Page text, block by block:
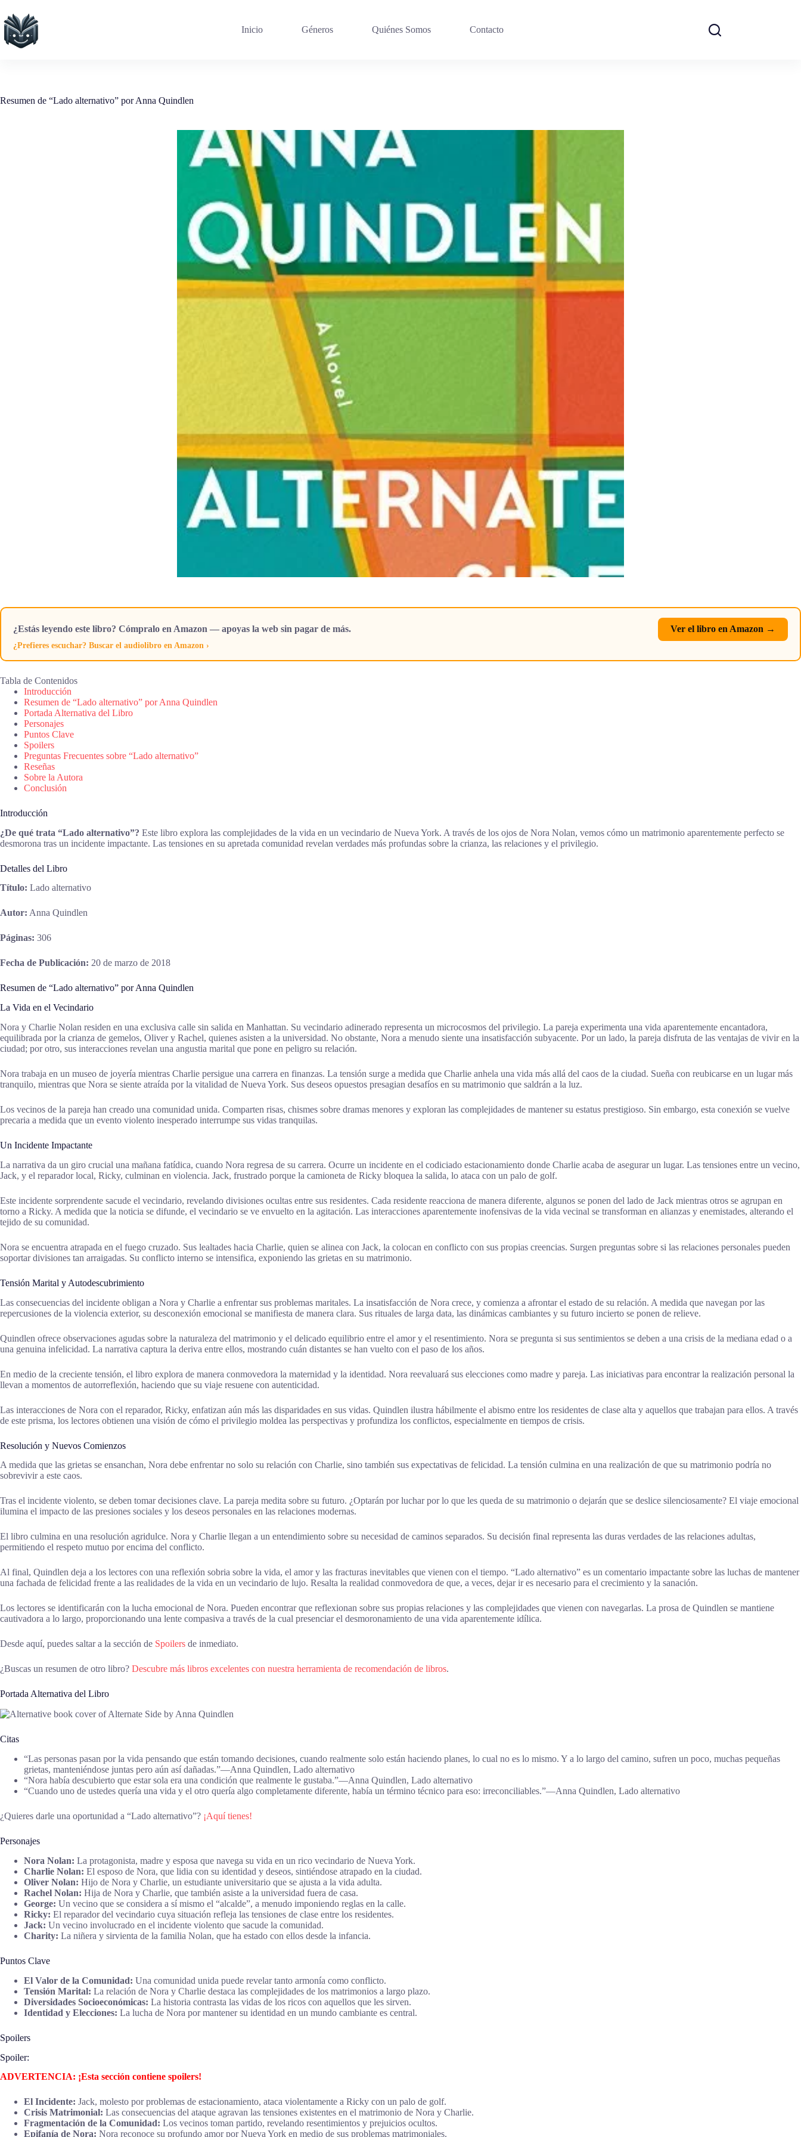
contenido
Inicio Géneros Quiénes Somos Contacto
Resumen de “Lado alternativo” por Anna Quindlen
¿Estás leyendo este libro? Cómpralo en Amazon — apoyas la web sin pagar de más. Ver el libro en Amazon →
¿Prefieres escuchar? Buscar el audiolibro en Amazon ›
Tabla de Contenidos
Introducción
Resumen de “Lado alternativo” por Anna Quindlen
Portada Alternativa del Libro
Personajes
Puntos Clave
Spoilers
Preguntas Frecuentes sobre “Lado alternativo”
Reseñas
Sobre la Autora
Conclusión
Introducción
¿De qué trata “Lado alternativo”? Este libro explora las complejidades de la vida en un vecindario de Nueva York. A través de los ojos de Nora Nolan, vemos cómo un matrimonio aparentemente perfecto se
desmorona tras un incidente impactante. Las tensiones en su apretada comunidad revelan verdades más profundas sobre la crianza, las relaciones y el privilegio.
Detalles del Libro
Título: Lado alternativo
Autor: Anna Quindlen
Páginas: 306
Fecha de Publicación: 20 de marzo de 2018
Resumen de “Lado alternativo” por Anna Quindlen
La Vida en el Vecindario
Nora y Charlie Nolan residen en una exclusiva calle sin salida en Manhattan. Su vecindario adinerado representa un microcosmos del privilegio. La pareja experimenta una vida aparentemente encantadora,
equilibrada por la crianza de gemelos, Oliver y Rachel, quienes asisten a la universidad. No obstante, Nora a menudo siente una insatisfacción subyacente. Por un lado, la pareja disfruta de las ventajas de vivir en la
ciudad; por otro, sus interacciones revelan una angustia marital que pone en peligro su relación.
Nora trabaja en un museo de joyería mientras Charlie persigue una carrera en finanzas. La tensión surge a medida que Charlie anhela una vida más allá del caos de la ciudad. Sueña con reubicarse en un lugar más
tranquilo, mientras que Nora se siente atraída por la vitalidad de Nueva York. Sus deseos opuestos presagian desafíos en su matrimonio que saldrán a la luz.
Los vecinos de la pareja han creado una comunidad unida. Comparten risas, chismes sobre dramas menores y exploran las complejidades de mantener su estatus prestigioso. Sin embargo, esta conexión se vuelve
precaria a medida que un evento violento inesperado interrumpe sus vidas tranquilas.
Un Incidente Impactante
La narrativa da un giro crucial una mañana fatídica, cuando Nora regresa de su carrera. Ocurre un incidente en el codiciado estacionamiento donde Charlie acaba de asegurar un lugar. Las tensiones entre un vecino,
Jack, y el reparador local, Ricky, culminan en violencia. Jack, frustrado porque la camioneta de Ricky bloquea la salida, lo ataca con un palo de golf.
Este incidente sorprendente sacude el vecindario, revelando divisiones ocultas entre sus residentes. Cada residente reacciona de manera diferente, algunos se ponen del lado de Jack mientras otros se agrupan en
torno a Ricky. A medida que la noticia se difunde, el vecindario se ve envuelto en la agitación. Las interacciones aparentemente inofensivas de la vida vecinal se transforman en alianzas y enemistades, alterando el
tejido de su comunidad.
Nora se encuentra atrapada en el fuego cruzado. Sus lealtades hacia Charlie, quien se alinea con Jack, la colocan en conflicto con sus propias creencias. Surgen preguntas sobre si las relaciones personales pueden
soportar divisiones tan arraigadas. Su conflicto interno se intensifica, exponiendo las grietas en su matrimonio.
Tensión Marital y Autodescubrimiento
Las consecuencias del incidente obligan a Nora y Charlie a enfrentar sus problemas maritales. La insatisfacción de Nora crece, y comienza a afrontar el estado de su relación. A medida que navegan por las
repercusiones de la violencia exterior, su desconexión emocional se manifiesta de manera clara. Sus rituales de larga data, las dinámicas cambiantes y su futuro incierto se ponen de relieve.
Quindlen ofrece observaciones agudas sobre la naturaleza del matrimonio y el delicado equilibrio entre el amor y el resentimiento. Nora se pregunta si sus sentimientos se deben a una crisis de la mediana edad o a
una genuina infelicidad. La narrativa captura la deriva entre ellos, mostrando cuán distantes se han vuelto con el paso de los años.
En medio de la creciente tensión, el libro explora de manera conmovedora la maternidad y la identidad. Nora reevaluará sus elecciones como madre y pareja. Las iniciativas para encontrar la realización personal la
llevan a momentos de autorreflexión, haciendo que su viaje resuene con autenticidad.
Las interacciones de Nora con el reparador, Ricky, enfatizan aún más las disparidades en sus vidas. Quindlen ilustra hábilmente el abismo entre los residentes de clase alta y aquellos que trabajan para ellos. A través
de este prisma, los lectores obtienen una visión de cómo el privilegio moldea las perspectivas y profundiza los conflictos, especialmente en tiempos de crisis.
Resolución y Nuevos Comienzos
A medida que las grietas se ensanchan, Nora debe enfrentar no solo su relación con Charlie, sino también sus expectativas de felicidad. La tensión culmina en una realización de que su matrimonio podría no
sobrevivir a este caos.
Tras el incidente violento, se deben tomar decisiones clave. La pareja medita sobre su futuro. ¿Optarán por luchar por lo que les queda de su matrimonio o dejarán que se deslice silenciosamente? El viaje emocional
ilumina el impacto de las presiones sociales y los deseos personales en las relaciones modernas.
El libro culmina en una resolución agridulce. Nora y Charlie llegan a un entendimiento sobre su necesidad de caminos separados. Su decisión final representa las duras verdades de las relaciones adultas,
permitiendo el respeto mutuo por encima del conflicto.
Al final, Quindlen deja a los lectores con una reflexión sobria sobre la vida, el amor y las fracturas inevitables que vienen con el tiempo. “Lado alternativo” es un comentario impactante sobre las luchas de mantener
una fachada de felicidad frente a las realidades de la vida en un vecindario de lujo. Resalta la realidad conmovedora de que, a veces, dejar ir es necesario para el crecimiento y la sanación.
Los lectores se identificarán con la lucha emocional de Nora. Pueden encontrar que reflexionan sobre sus propias relaciones y las complejidades que vienen con navegarlas. La prosa de Quindlen se mantiene
cautivadora a lo largo, proporcionando una lente compasiva a través de la cual presenciar el desmoronamiento de una vida aparentemente idílica.
Desde aquí, puedes saltar a la sección de Spoilers de inmediato.
¿Buscas un resumen de otro libro? Descubre más libros excelentes con nuestra herramienta de recomendación de libros.
Portada Alternativa del Libro
Citas
“Las personas pasan por la vida pensando que están tomando decisiones, cuando realmente solo están haciendo planes, lo cual no es lo mismo. Y a lo largo del camino, sufren un poco, muchas pequeñas
grietas, manteniéndose juntas pero aún así dañadas.”―Anna Quindlen, Lado alternativo
“Nora había descubierto que estar sola era una condición que realmente le gustaba.”―Anna Quindlen, Lado alternativo
“Cuando uno de ustedes quería una vida y el otro quería algo completamente diferente, había un término técnico para eso: irreconciliables.”―Anna Quindlen, Lado alternativo
¿Quieres darle una oportunidad a “Lado alternativo”? ¡Aquí tienes!
Personajes
Nora Nolan: La protagonista, madre y esposa que navega su vida en un rico vecindario de Nueva York.
Charlie Nolan: El esposo de Nora, que lidia con su identidad y deseos, sintiéndose atrapado en la ciudad.
Oliver Nolan: Hijo de Nora y Charlie, un estudiante universitario que se ajusta a la vida adulta.
Rachel Nolan: Hija de Nora y Charlie, que también asiste a la universidad fuera de casa.
George: Un vecino que se considera a sí mismo el “alcalde”, a menudo imponiendo reglas en la calle.
Ricky: El reparador del vecindario cuya situación refleja las tensiones de clase entre los residentes.
Jack: Un vecino involucrado en el incidente violento que sacude la comunidad.
Charity: La niñera y sirvienta de la familia Nolan, que ha estado con ellos desde la infancia.
Puntos Clave
El Valor de la Comunidad: Una comunidad unida puede revelar tanto armonía como conflicto.
Tensión Marital: La relación de Nora y Charlie destaca las complejidades de los matrimonios a largo plazo.
Diversidades Socioeconómicas: La historia contrasta las vidas de los ricos con aquellos que les sirven.
Identidad y Elecciones: La lucha de Nora por mantener su identidad en un mundo cambiante es central.
Spoilers
Spoiler:
ADVERTENCIA: ¡Esta sección contiene spoilers!
El Incidente: Jack, molesto por problemas de estacionamiento, ataca violentamente a Ricky con un palo de golf.
Crisis Matrimonial: Las consecuencias del ataque agravan las tensiones existentes en el matrimonio de Nora y Charlie.
Fragmentación de la Comunidad: Los vecinos toman partido, revelando resentimientos y prejuicios ocultos.
Epifanía de Nora: Nora reconoce su profundo amor por Nueva York en medio de sus problemas matrimoniales.